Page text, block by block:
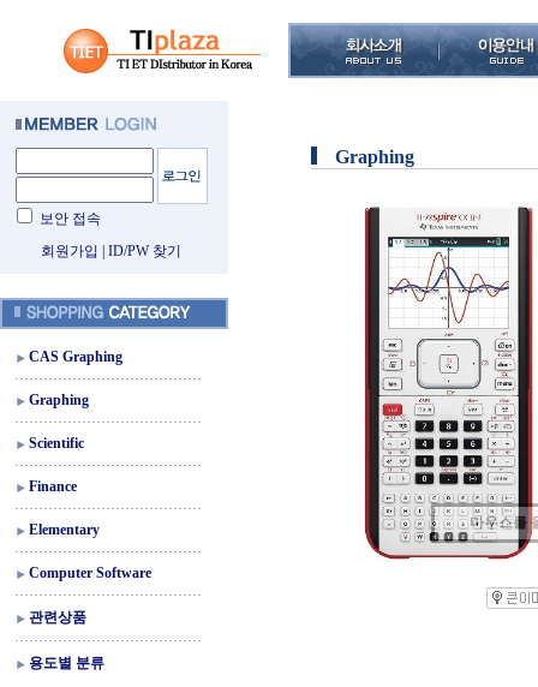
보안 접속
회원가입
ID/PW 찾기
CAS Graphing
Graphing
Scientific
Finance
Elementary
Computer Software
관련상품
용도별 분류
Graphing
마우스를